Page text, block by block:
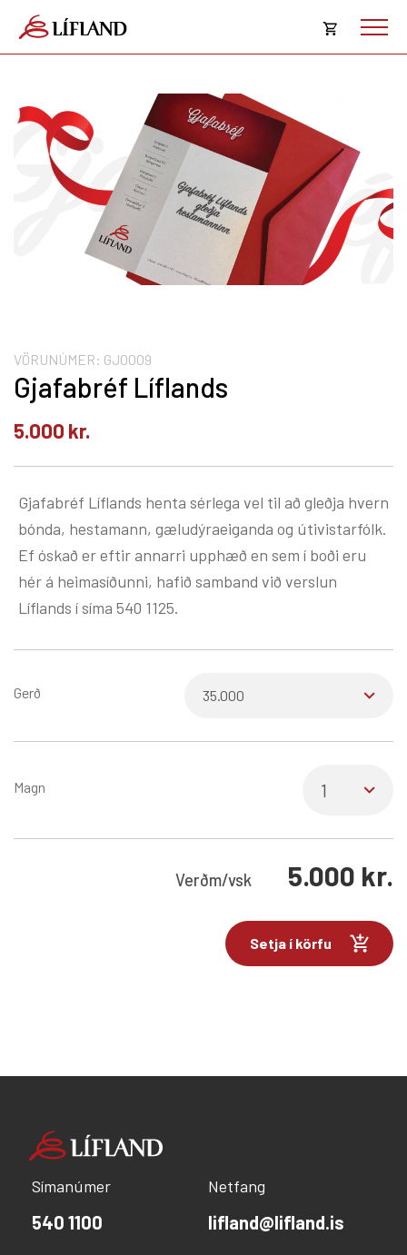
Opna
Karfan þín
Karfan er tóm.
VÖRUNÚMER: GJ0009
Gjafabréf Líflands
5.000 kr.
Gjafabréf Líflands henta sérlega vel til að gleðja hvern
bónda, hestamann, gæludýraeiganda og útivistarfólk.
Ef óskað er eftir annarri upphæð en sem í boði eru
hér á heimasíðunni, hafið samband við verslun
Líflands í síma 540 1125.
Gerð
Magn
Verðm/vsk 5.000 kr.
Setja í körfu
Símanúmer
540 1100
Netfang
lifland@lifland.is